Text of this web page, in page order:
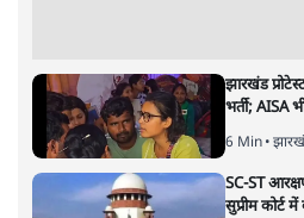
भारत-यूरोपीय संघ मुक्त व्यापार
का झुकाव एक लंबा रणनीतिक नज़रिया
अमेरिकी अनिश्चितता की वजह से
पत्रकार सतीश झा का आकलनः